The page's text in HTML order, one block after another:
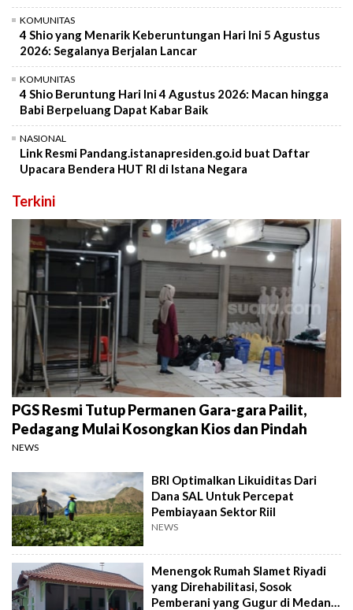
KOMUNITAS
4 Shio yang Menarik Keberuntungan Hari Ini 5 Agustus
2026: Segalanya Berjalan Lancar
KOMUNITAS
4 Shio Beruntung Hari Ini 4 Agustus 2026: Macan hingga
Babi Berpeluang Dapat Kabar Baik
NASIONAL
Link Resmi Pandang.istanapresiden.go.id buat Daftar
Upacara Bendera HUT RI di Istana Negara
Terkini
PGS Resmi Tutup Permanen Gara-gara Pailit,
Pedagang Mulai Kosongkan Kios dan Pindah
NEWS
BRI Optimalkan Likuiditas Dari
Dana SAL Untuk Percepat
Pembiayaan Sektor Riil
NEWS
Menengok Rumah Slamet Riyadi
yang Direhabilitasi, Sosok
Pemberani yang Gugur di Medan